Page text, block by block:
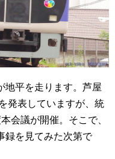
地平を走ります。芦屋
発表していますが、統
会議が開催。そこで、
録を見てみた次第で